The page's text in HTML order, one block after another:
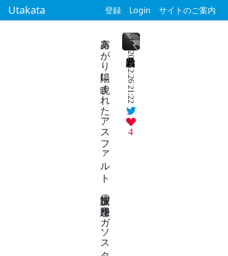
Utakata 登録 Login サイトのご案内
2024.2.26 21:22
4
露あがり陽に睨まれたアスファルト 放課後の帰路想うガソスタ